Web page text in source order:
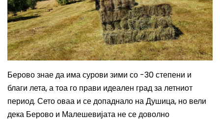
Берово знае да имасурови зими со -30 степени и
благи лета, а тоа го прави идеален град за летниот
период. Сето оваа и се допаднало на Душица, но вели
дека Берово и Малешевијата не се доволно